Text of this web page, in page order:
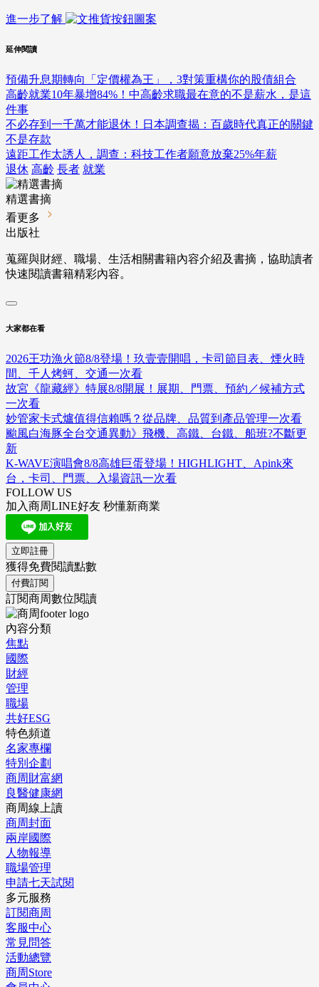
進一步了解
延伸閱讀
預備升息期轉向「定價權為王」，3對策重構你的股債組合
高齡就業10年暴增84%！中高齡求職最在意的不是薪水，是這
件事
不必存到一千萬才能退休！日本調查揭：百歲時代真正的關鍵
不是存款
遠距工作太誘人，調查：科技工作者願意放棄25%年薪
退休 高齡 長者 就業
精選書摘
看更多
出版社
蒐羅與財經、職場、生活相關書籍內容介紹及書摘，協助讀者
快速閱讀書籍精彩內容。
大家都在看
2026王功漁火節8/8登場！玖壹壹開唱，卡司節目表、煙火時
間、千人烤蚵、交通一次看
故宮《龍藏經》特展8/8開展！展期、門票、預約／候補方式
一次看
妙管家卡式爐值得信賴嗎？從品牌、品質到產品管理一次看
颱風白海豚全台交通異動》飛機、高鐵、台鐵、船班?不斷更
新
K-WAVE演唱會8/8高雄巨蛋登場！HIGHLIGHT、Apink來
台，卡司、門票、入場資訊一次看
FOLLOW US
加入商周LINE好友 秒懂新商業
立即註冊
獲得免費閱讀點數
付費訂閱
訂閱商周數位閱讀
內容分類
焦點
國際
財經
管理
職場
共好ESG
特色頻道
名家專欄
特別企劃
商周財富網
良醫健康網
商周線上讀
商周封面
兩岸國際
人物報導
職場管理
申請七天試閱
多元服務
訂閱商周
客服中心
常見問答
活動總覽
商周Store